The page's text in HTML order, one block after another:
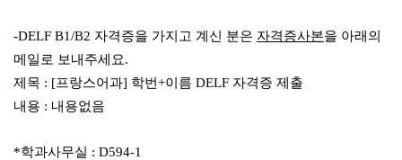
-DELF B1/B2 자격증을 가지고 계신 분은 자격증사본을 아래의
메일로 보내주세요.
제목 : [프랑스어과] 학번+이름 DELF 자격증 제출
내용 : 내용없음
*학과사무실 : D594-1